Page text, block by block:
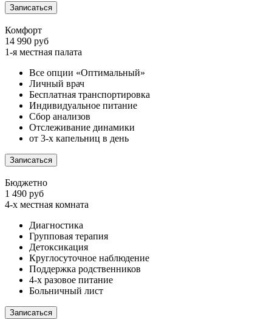
Записаться
Комфорт
14 990 руб
1-я местная палата
Все опции «Оптимальный»
Личный врач
Бесплатная транспортировка
Индивидуальное питание
Сбор анализов
Отслеживание динамики
от 3-х капельниц в день
Записаться
Бюджетно
1 490 руб
4-х местная комната
Диагностика
Групповая терапия
Детоксикация
Круглосуточное наблюдение
Поддержка родственников
4-х разовое питание
Больничный лист
Записаться